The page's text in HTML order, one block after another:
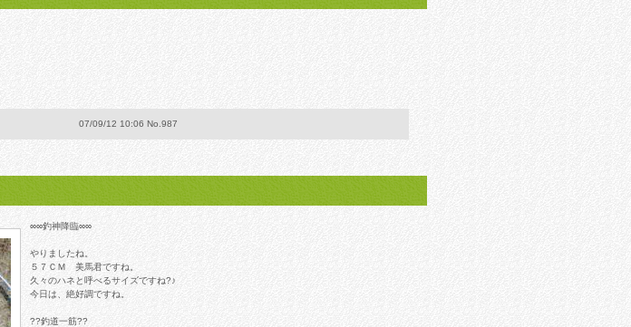
07/09/12 10:06 No.987
∞∞釣神降臨∞∞
やりましたね。
５７ＣＭ 美馬君ですね。
久々のハネと呼べるサイズですね?♪
今日は、絶好調ですね。
??釣道一筋??